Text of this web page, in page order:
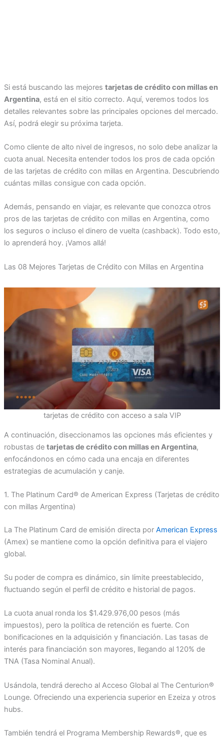
Si está buscando las mejores tarjetas de crédito con millas en
Argentina, está en el sitio correcto. Aquí, veremos todos los
detalles relevantes sobre las principales opciones del mercado.
Así, podrá elegir su próxima tarjeta.
Como cliente de alto nivel de ingresos, no solo debe analizar la
cuota anual. Necesita entender todos los pros de cada opción
de las tarjetas de crédito con millas en Argentina. Descubriendo
cuántas millas consigue con cada opción.
Además, pensando en viajar, es relevante que conozca otros
pros de las tarjetas de crédito con millas en Argentina, como
los seguros o incluso el dinero de vuelta (cashback). Todo esto,
lo aprenderá hoy. ¡Vamos allá!
Las 08 Mejores Tarjetas de Crédito con Millas en Argentina
tarjetas de crédito con acceso a sala VIP
A continuación, diseccionamos las opciones más eficientes y
robustas de tarjetas de crédito con millas en Argentina,
enfocándonos en cómo cada una encaja en diferentes
estrategias de acumulación y canje.
1. The Platinum Card® de American Express (Tarjetas de crédito
con millas Argentina)
La The Platinum Card de emisión directa por American Express
(Amex) se mantiene como la opción definitiva para el viajero
global.
Su poder de compra es dinámico, sin límite preestablecido,
fluctuando según el perfil de crédito e historial de pagos.
La cuota anual ronda los $1.429.976,00 pesos (más
impuestos), pero la política de retención es fuerte. Con
bonificaciones en la adquisición y financiación. Las tasas de
interés para financiación son mayores, llegando al 120% de
TNA (Tasa Nominal Anual).
Usándola, tendrá derecho al Acceso Global al The Centurion®
Lounge. Ofreciendo una experiencia superior en Ezeiza y otros
hubs.
También tendrá el Programa Membership Rewards®, que es